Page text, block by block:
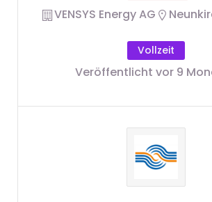
VENSYS Energy AG
Vollzeit
Veröffentlicht vor 9